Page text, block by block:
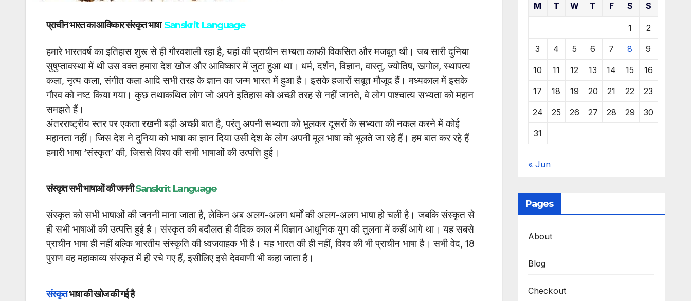
प्राचीन भारत का आविष्कार संस्कृत भाषाSanskrit Language
हमारे भारतवर्ष का इतिहास शुरू से ही गौरवशाली रहा है, यहां की प्राचीन सभ्यता काफी विकसित और मजबूत थी। जब सारी दुनिया
सुषुप्तावस्था में थी उस वक्त हमारा देश खोज और आविष्कार में जुटा हुआ था। धर्म, दर्शन, विज्ञान, वास्तु, ज्योतिष, खगोल, स्थापत्य
कला, नृत्य कला, संगीत कला आदि सभी तरह के ज्ञान का जन्म भारत में हुआ है। इसके हजारों सबूत मौजूद हैं। मध्यकाल में इसके
गौरव को नष्ट किया गया। कुछ तथाकथित लोग जो अपने इतिहास को अच्छी तरह से नहीं जानते, वे लोग पाश्चात्य सभ्यता को महान
समझते हैं।
अंतरराष्ट्रीय स्तर पर एकता रखनी बड़ी अच्छी बात है, परंतु अपनी सभ्यता को भूलकर दूसरों के सभ्यता की नकल करने में कोई
महानता नहीं। जिस देश ने दुनिया को भाषा का ज्ञान दिया उसी देश के लोग अपनी मूल भाषा को भूलते जा रहे हैं। हम बात कर रहे हैं
हमारी भाषा ‘संस्कृत’ की, जिससे विश्व की सभी भाषाओं की उत्पत्ति हुई।
संस्कृत सभी भाषाओं की जननीSanskrit Language
संस्कृत को सभी भाषाओं की जननी माना जाता है, लेकिन अब अलग-अलग धर्मों की अलग-अलग भाषा हो चली है। जबकि संस्कृत से
ही सभी भाषाओं की उत्पत्ति हुई है। संस्कृत की बदौलत ही वैदिक काल में विज्ञान आधुनिक युग की तुलना में कहीं आगे था। यह सबसे
प्राचीन भाषा ही नहीं बल्कि भारतीय संस्कृति की ध्वजवाहक भी है। यह भारत की ही नहीं, विश्व की भी प्राचीन भाषा है। सभी वेद, 18
पुराण वह महाकाव्य संस्कृत में ही रचे गए हैं, इसीलिए इसे देववाणी भी कहा जाता है।
संस्कृतभाषा की खोज की गई है
M T W T F S S
1 2
3 4 5 6 7 8 9
10 11 12 13 14 15 16
17 18 19 20 21 22 23
24 25 26 27 28 29 30
31
« Jun
Pages
About
Blog
Checkout